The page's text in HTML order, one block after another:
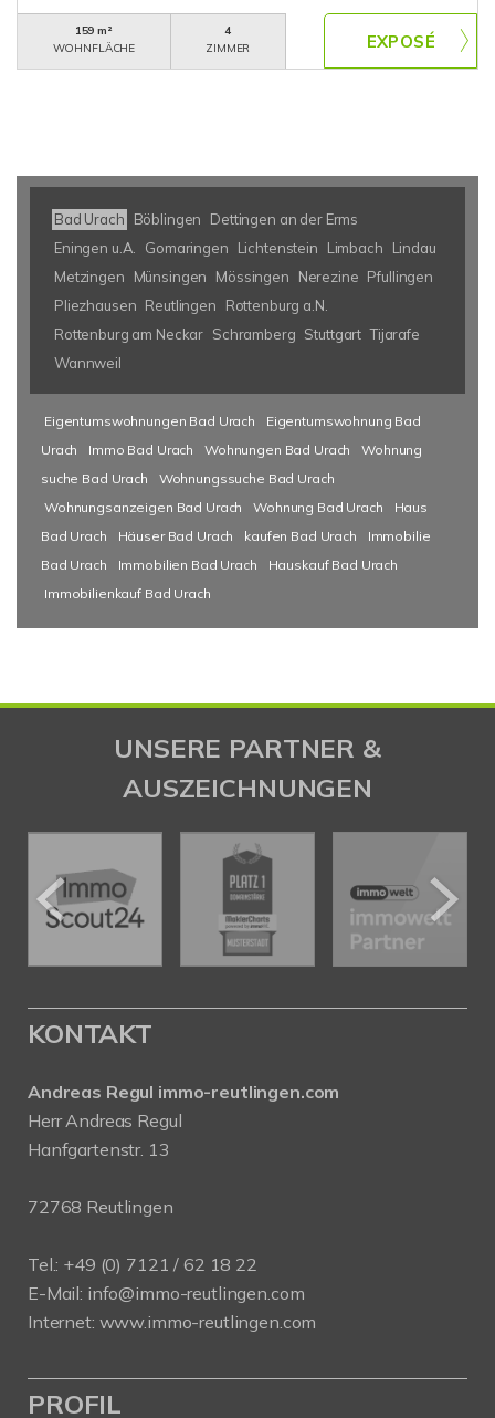
159 m²
WOHNFLÄCHE
4
ZIMMER
Bad Urach Böblingen
Dettingen an der Erms
Eningen u.A.
Gomaringen Lichtenstein Limbach
Lindau
Metzingen
Münsingen Mössingen Nerezine Pfullingen
Pliezhausen Reutlingen
Rottenburg a.N.
Rottenburg am Neckar Schramberg Stuttgart Tijarafe
Wannweil
Eigentumswohnungen Bad Urach
Eigentumswohnung Bad
Urach
Immo Bad Urach Wohnungen Bad Urach
Wohnung
suche Bad Urach
Wohnungssuche Bad Urach
Wohnungsanzeigen Bad Urach
Wohnung Bad Urach
Haus
Bad Urach
Häuser Bad Urach kaufen Bad Urach
Immobilie
Bad Urach
Immobilien Bad Urach
Hauskauf Bad Urach
Immobilienkauf Bad Urach
UNSERE PARTNER &
AUSZEICHNUNGEN
KONTAKT
Andreas Regul immo-reutlingen.com
Herr Andreas Regul
Hanfgartenstr. 13
72768 Reutlingen
Tel.: +49 (0) 7121 / 62 18 22
E-Mail: info@immo-reutlingen.com
Internet: www.immo-reutlingen.com
PROFIL